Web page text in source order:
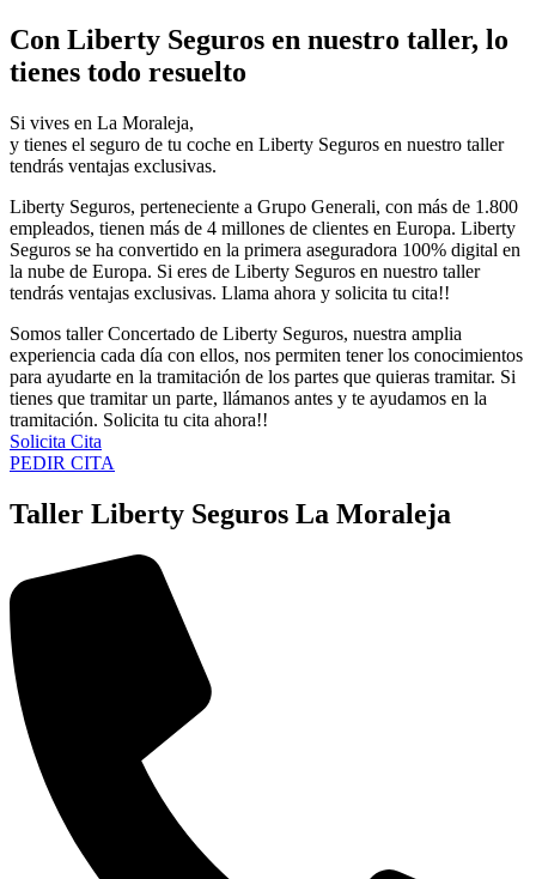
Con Liberty Seguros en nuestro taller, lo
tienes todo resuelto
Si vives en La Moraleja,
y tienes el seguro de tu coche en Liberty Seguros en nuestro taller
tendrás ventajas exclusivas.
Liberty Seguros, perteneciente a Grupo Generali, con más de 1.800
empleados, tienen más de 4 millones de clientes en Europa. Liberty
Seguros se ha convertido en la primera aseguradora 100% digital en
la nube de Europa. Si eres de Liberty Seguros en nuestro taller
tendrás ventajas exclusivas. Llama ahora y solicita tu cita!!
Somos taller Concertado de Liberty Seguros, nuestra amplia
experiencia cada día con ellos, nos permiten tener los conocimientos
para ayudarte en la tramitación de los partes que quieras tramitar. Si
tienes que tramitar un parte, llámanos antes y te ayudamos en la
tramitación. Solicita tu cita ahora!!
Solicita Cita
PEDIR CITA
Taller Liberty Seguros La Moraleja